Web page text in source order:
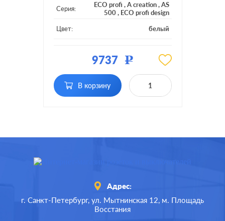
Серия: ECO profi ,A creation,AS
500, ECO profi design
Цвет:
белый
Включение:
поворотно-нажимной, с
возможностью
9737 Р
В корзину
Адрес:
г. Санкт-Петербург, ул. Мытнинская 12, м. Площадь
Восстания